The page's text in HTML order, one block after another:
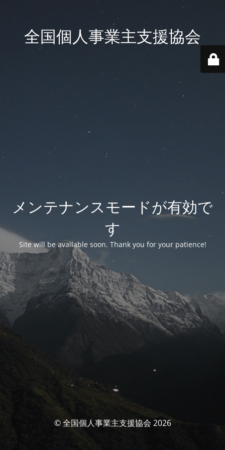
全国個人事業主支援協会
メンテナンスモードが有効で
す
Site will be available soon. Thank you for your patience!
© 全国個人事業主支援協会 2026